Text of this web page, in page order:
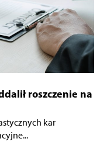
roszczenie na
kar